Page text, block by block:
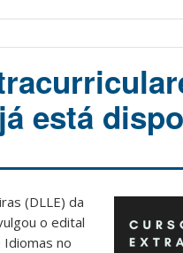
está
(DLLE) da
o edital
no